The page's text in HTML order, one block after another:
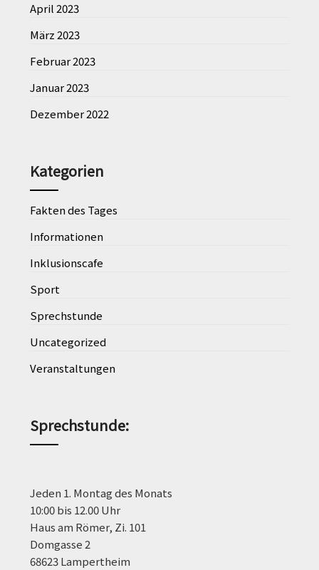
April 2023
März 2023
Februar 2023
Januar 2023
Dezember 2022
Kategorien
Fakten des Tages
Informationen
Inklusionscafe
Sport
Sprechstunde
Uncategorized
Veranstaltungen
Sprechstunde:
Jeden 1. Montag des Monats
10:00 bis 12.00 Uhr
Haus am Römer, Zi. 101
Domgasse 2
68623 Lampertheim